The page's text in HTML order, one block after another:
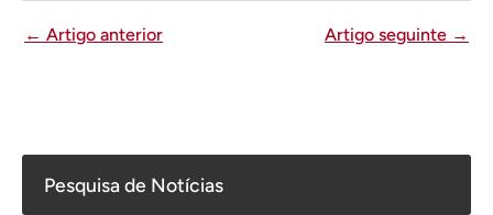
Pesquisa de Notícias
← Artigo anterior Artigo seguinte →